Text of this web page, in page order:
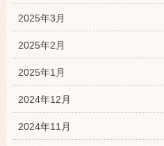
2025年3月
2025年2月
2025年1月
2024年12月
2024年11月